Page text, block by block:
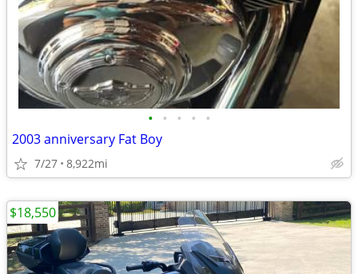
• • • • •
2003 anniversary Fat Boy
7/27 8,922mi
$18,550